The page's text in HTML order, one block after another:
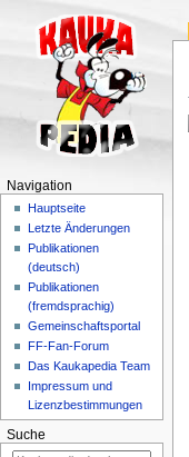
Navigation
Hauptseite
Letzte Änderungen
Publikationen
(deutsch)
Publikationen
(fremdsprachig)
Gemeinschaftsportal
FF-Fan-Forum
Das Kaukapedia Team
Impressum und
Lizenzbestimmungen
Suche